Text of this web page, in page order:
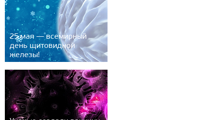
25 мая — всемирный
день щитовидной
железы!